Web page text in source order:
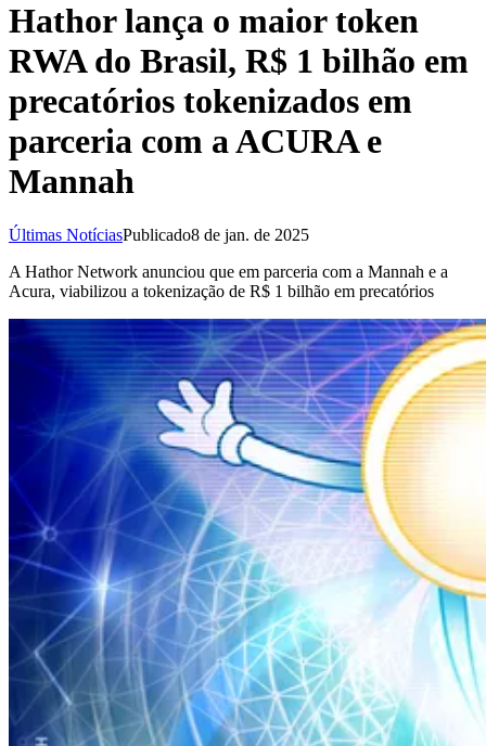
Hathor lança o maior token
RWA do Brasil, R$ 1 bilhão em
precatórios tokenizados em
parceria com a ACURA e
Mannah
Últimas NotíciasPublicado8 de jan. de 2025
A Hathor Network anunciou que em parceria com a Mannah e a
Acura, viabilizou a tokenização de R$ 1 bilhão em precatórios